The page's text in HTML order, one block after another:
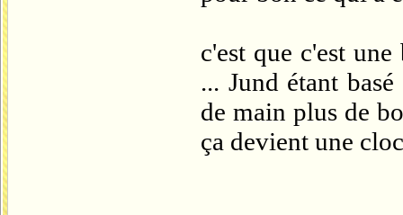
c'est que c'est
... Jund étant
de main plus de
ça devient une